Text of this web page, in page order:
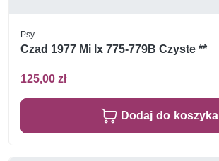
Psy
Czad 1977 Mi lx 775-779B Czyste **
125,00 zł
Dodaj do koszyka